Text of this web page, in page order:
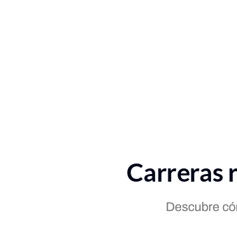
Carreras
Descubre